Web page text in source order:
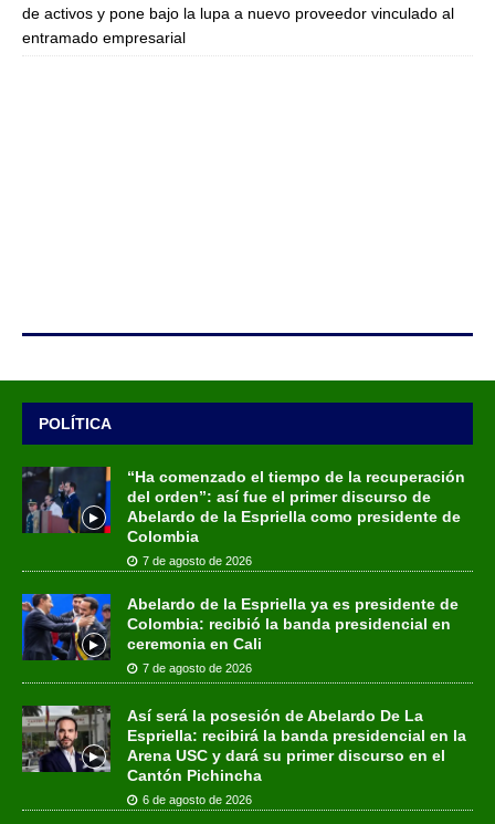
de activos y pone bajo la lupa a nuevo proveedor vinculado al
entramado empresarial
POLÍTICA
“Ha comenzado el tiempo de la recuperación
del orden”: así fue el primer discurso de
Abelardo de la Espriella como presidente de
Colombia
7 de agosto de 2026
Abelardo de la Espriella ya es presidente de
Colombia: recibió la banda presidencial en
ceremonia en Cali
7 de agosto de 2026
Así será la posesión de Abelardo De La
Espriella: recibirá la banda presidencial en la
Arena USC y dará su primer discurso en el
Cantón Pichincha
6 de agosto de 2026